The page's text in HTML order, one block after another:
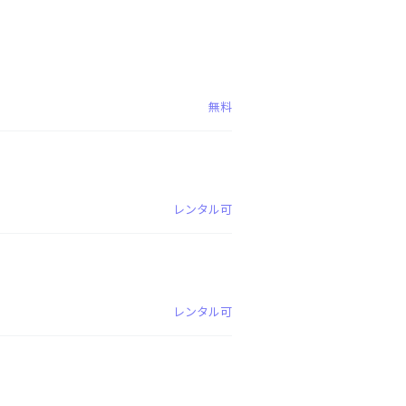
無料
レンタル可
レンタル可